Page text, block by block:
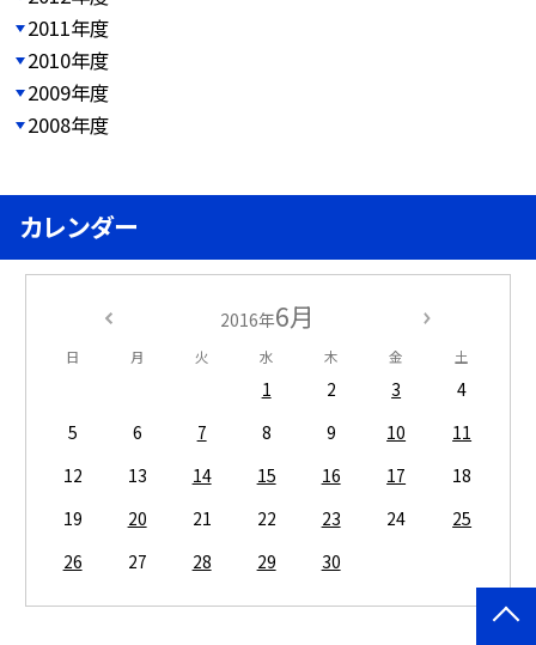
2011年度
2010年度
2009年度
2008年度
カレンダー
2016年6月
日 月 火 水 木 金 土
1 2 3
4
5
6 7 8 9 10
11
12
13 14 15 16 17
18
19
20 21 22 23 24
25
26
27 28 29 30